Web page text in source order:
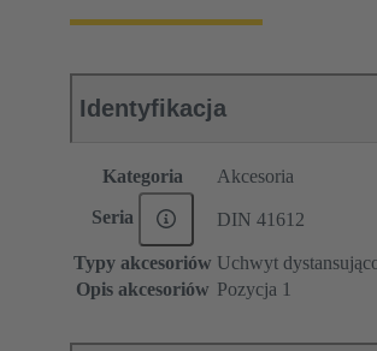
Identyfikacja
Kategoria Akcesoria
Seria DIN 41612
Typy akcesoriów Uchwyt
Opis akcesoriów Pozycja 1